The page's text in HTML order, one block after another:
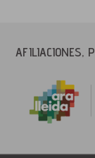
AFILIACIONES,